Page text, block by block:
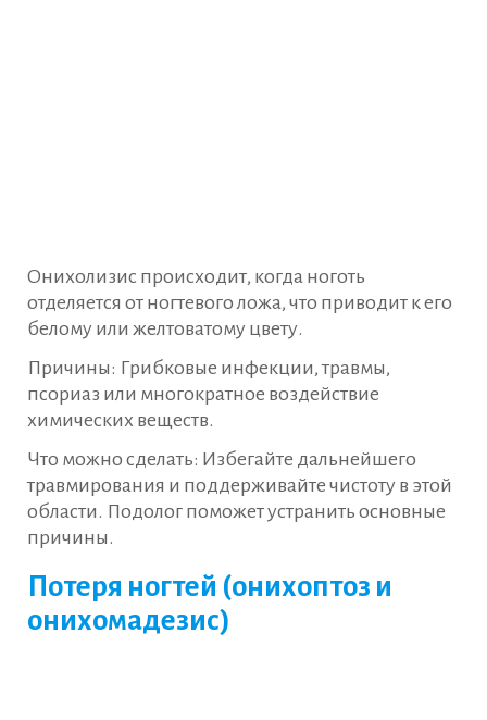
Онихолизис происходит, когда ноготь
отделяется от ногтевого ложа, что приводит к его
белому или желтоватому цвету.
Причины: Грибковые инфекции, травмы,
псориаз или многократное воздействие
химических веществ.
Что можно сделать: Избегайте дальнейшего
травмирования и поддерживайте чистоту в этой
области. Подолог поможет устранить основные
причины.
Потеря ногтей (онихоптоз и
онихомадезис)